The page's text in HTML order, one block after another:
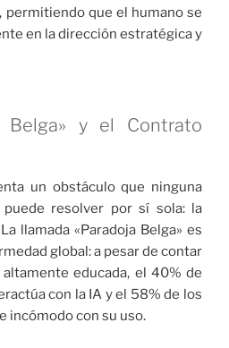
permitiendo que el humano se
en la dirección estratégica y
Belga» y el Contrato
un obstáculo que ninguna
resolver por sí sola: la
llamada «Paradoja Belga» es
global: a pesar de contar
educada, el 40% de
con la IA y el 58% de los
incómodo con su uso.